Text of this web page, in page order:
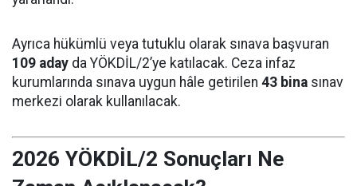
Ayrıca hükümlü veya tutuklu olarak sınava başvuran
109 aday da YÖKDİL/2’ye katılacak. Ceza infaz
kurumlarında sınava uygun hâle getirilen 43 bina sınav
merkezi olarak kullanılacak.
2026 YÖKDİL/2 Sonuçları Ne